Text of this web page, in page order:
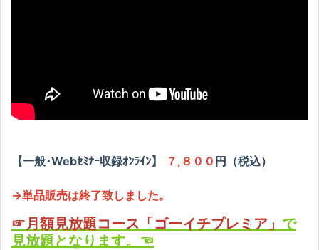
【一般･Webｾﾐﾅｰ収録ｵﾝﾗｲﾝ】 ７,８００ 円（税込）
→単品販売は終了致しました。
☞月額見放題コース「ゴーイチプレミア」 で
見放題となります。☜